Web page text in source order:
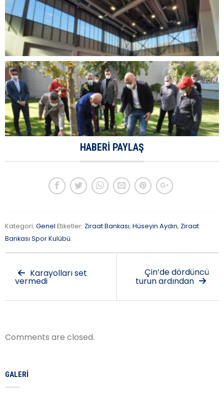
HABERI PAYLAŞ
Kategori: Genel Etiketler: Ziraat Bankası, Hüseyin Aydın, Ziraat
Bankası Spor Kulübü.
Karayolları set
vermedi
Çin’de dördüncü
turun ardından
Comments are closed.
GALERI